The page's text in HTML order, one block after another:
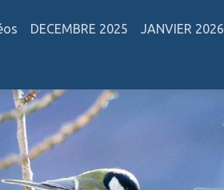
DECEMBRE 2025 JANVIER 2026